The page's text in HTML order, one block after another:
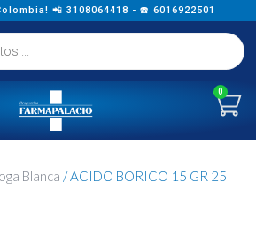
📲 3108064418 - ☎️ 6016922501
0
Blanca / ACIDO BORICO 15 GR 25